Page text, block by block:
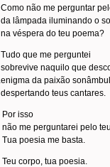
Como não me perguntar
da lâmpada iluminando o
na véspera do teu poema?
Tudo que me perguntei
sobrevive naquilo que
.enigma da paixão
despertando teus cantares.
Por isso
não me perguntarei pelo
Tua poesia me basta.
Teu corpo, tua poesia.